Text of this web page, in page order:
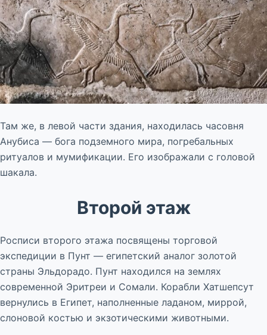
Там же, в левой части здания, находилась часовня
Анубиса — бога подземного мира, погребальных
ритуалов и мумификации. Его изображали с головой
шакала.
Второй этаж
Росписи второго этажа посвящены торговой
экспедиции в Пунт — египетский аналог золотой
страны Эльдорадо. Пунт находился на землях
современной Эритреи и Сомали. Корабли Хатшепсут
вернулись в Египет, наполненные ладаном, миррой,
слоновой костью и экзотическими животными.